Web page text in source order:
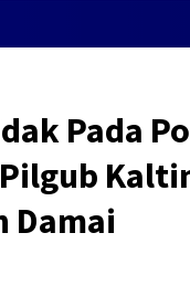
Pada
Damai